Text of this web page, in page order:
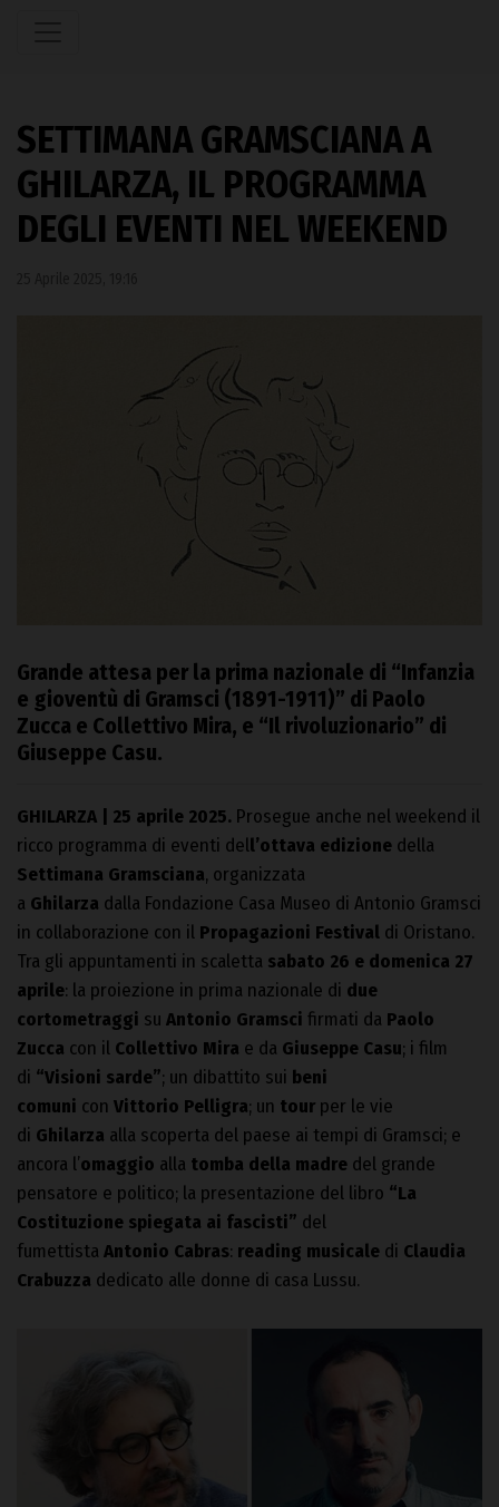
SETTIMANA GRAMSCIANA A
GHILARZA, IL PROGRAMMA
DEGLI EVENTI NEL WEEKEND
Grande attesa per la prima nazionale di “Infanzia
e gioventù di Gramsci (1891-1911)” di Paolo
Zucca e Collettivo Mira, e “Il rivoluzionario” di
Giuseppe Casu.
GHILARZA | 25 aprile 2025. Prosegue anche nel weekend il
ricco programma di eventi dell’ottava edizione della
Settimana Gramsciana, organizzata
a Ghilarza dalla Fondazione Casa Museo di Antonio Gramsci
in collaborazione con il Propagazioni Festival di Oristano.
Tra gli appuntamenti in scaletta sabato 26 e domenica 27
aprile: la proiezione in prima nazionale di due
cortometraggi su Antonio Gramsci firmati da Paolo
Zucca con il Collettivo Mira e da Giuseppe Casu; i film
di “Visioni sarde”; un dibattito sui beni
comuni con Vittorio Pelligra; un tour per le vie
di Ghilarza alla scoperta del paese ai tempi di Gramsci; e
ancora l’omaggio alla tomba della madre del grande
pensatore e politico; la presentazione del libro “La
Costituzione spiegata ai fascisti” del
fumettista Antonio Cabras: reading musicale di Claudia
Crabuzza dedicato alle donne di casa Lussu.